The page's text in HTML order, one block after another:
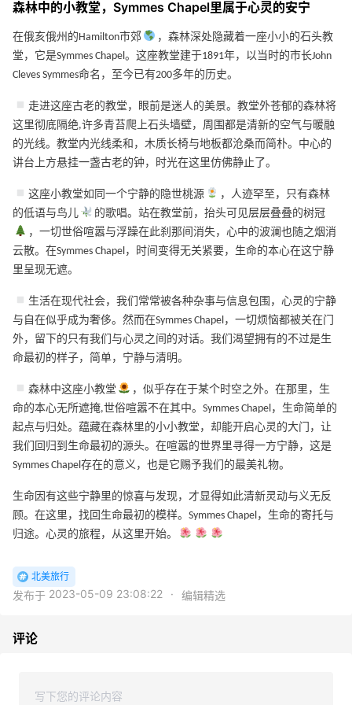
森林中的小教堂，Symmes Chapel里属于心灵的安宁
在俄亥俄州的Hamilton市郊
，森林深处隐藏着一座小小的石头教
堂，它是Symmes Chapel。这座教堂建于1891年，以当时的市长John
Cleves Symmes命名，至今已有200多年的历史。
走进这座古老的教堂，眼前是迷人的美景。教堂外苍郁的森林将
这里彻底隔绝,许多青苔爬上石头墙壁，周围都是清新的空气与暖融
的光线。教堂内光线柔和，木质长椅与地板都沧桑而简朴。中心的
讲台上方悬挂一盏古老的钟，时光在这里仿佛静止了。
这座小教堂如同一个宁静的隐世桃源
，人迹罕至，只有森林
的低语与鸟儿
的歌唱。站在教堂前，抬头可见层层叠叠的树冠
，一切世俗喧嚣与浮躁在此刹那间消失，心中的波澜也随之烟消
云散。在Symmes Chapel，时间变得无关紧要，生命的本心在这宁静
里呈现无遮。
生活在现代社会，我们常常被各种杂事与信息包围，心灵的宁静
与自在似乎成为奢侈。然而在Symmes Chapel，一切烦恼都被关在门
外，留下的只有我们与心灵之间的对话。我们渴望拥有的不过是生
命最初的样子，简单，宁静与清明。
森林中这座小教堂
，似乎存在于某个时空之外。在那里，生
命的本心无所遮掩,世俗喧嚣不在其中。Symmes Chapel，生命简单的
起点与归处。蕴藏在森林里的小小教堂，却能开启心灵的大门，让
我们回归到生命最初的源头。在喧嚣的世界里寻得一方宁静，这是
Symmes Chapel存在的意义，也是它赐予我们的最美礼物。
生命因有这些宁静里的惊喜与发现，才显得如此清新灵动与义无反
顾。在这里，找回生命最初的模样。Symmes Chapel，生命的寄托与
归途。心灵的旅程，从这里开始。
北美旅行
发布于 2023-05-09 23:08:22 · 编辑精选
评论